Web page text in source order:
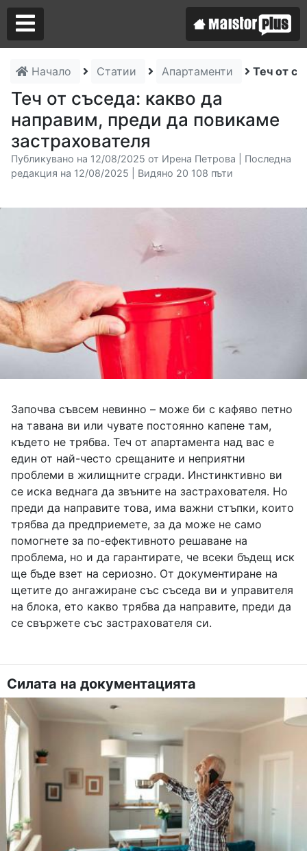
Начало Статии Апартаменти Теч от
Теч от съседа: какво да
направим, преди да повикаме
застрахователя
Публикувано на 12/08/2025 от Ирена Петрова | Последна
редакция на 12/08/2025 | Видяно 20 108 пъти
Започва съвсем невинно – може би с кафяво петно
на тавана ви или чувате постоянно капене там,
където не трябва. Теч от апартамента над вас е
един от най-често срещаните и неприятни
проблеми в жилищните сгради. Инстинктивно ви
се иска веднага да звъните на застрахователя. Но
преди да направите това, има важни стъпки, които
трябва да предприемете, за да може не само
помогнете за по-ефективното решаване на
проблема, но и да гарантирате, че всеки бъдещ иск
ще бъде взет на сериозно. От документиране на
щетите до ангажиране със съседа ви и управителя
на блока, ето какво трябва да направите, преди да
се свържете със застрахователя си.
Силата на документацията
Аз съм майстор
Търся майстор